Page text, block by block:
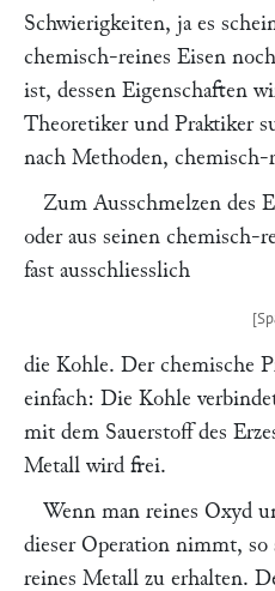
Schwierigkeiten, ja es
chemisch-reines Eisen
ist, dessen Eigenschaften
Theoretiker und Praktiker
nach Methoden, chemisch-
Zum Ausschmelzen des
oder aus seinen chemisch-
fast ausschliesslich
die Kohle. Der chemische
einfach: Die Kohle
mit dem Sauerstoff des
Metall wird frei.
Wenn man reines Oxyd
dieser Operation nimmt, so
reines Metall zu erhalten.